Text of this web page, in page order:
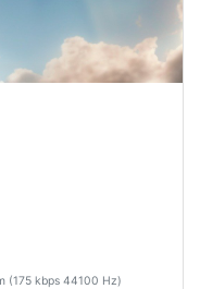
(175 kbps 44100 Hz)